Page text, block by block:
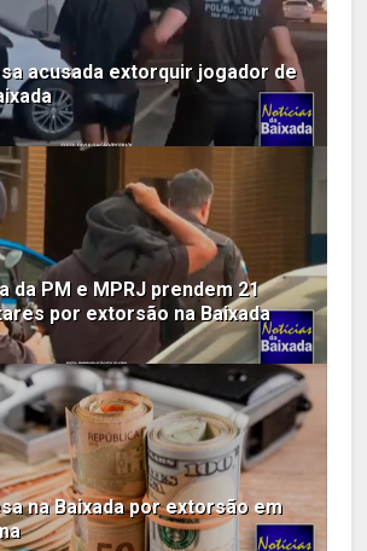
acusada extorquir jogador de
da PM e MPRJ prendem 21
por extorsão na Baixada
na Baixada por extorsão em